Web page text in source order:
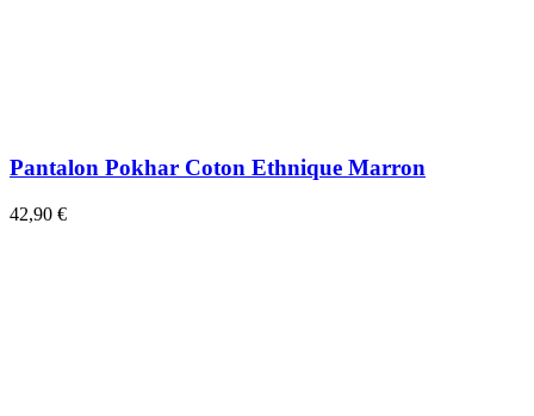
Pantalon Pokhar Coton Ethnique Marron
42,90 €